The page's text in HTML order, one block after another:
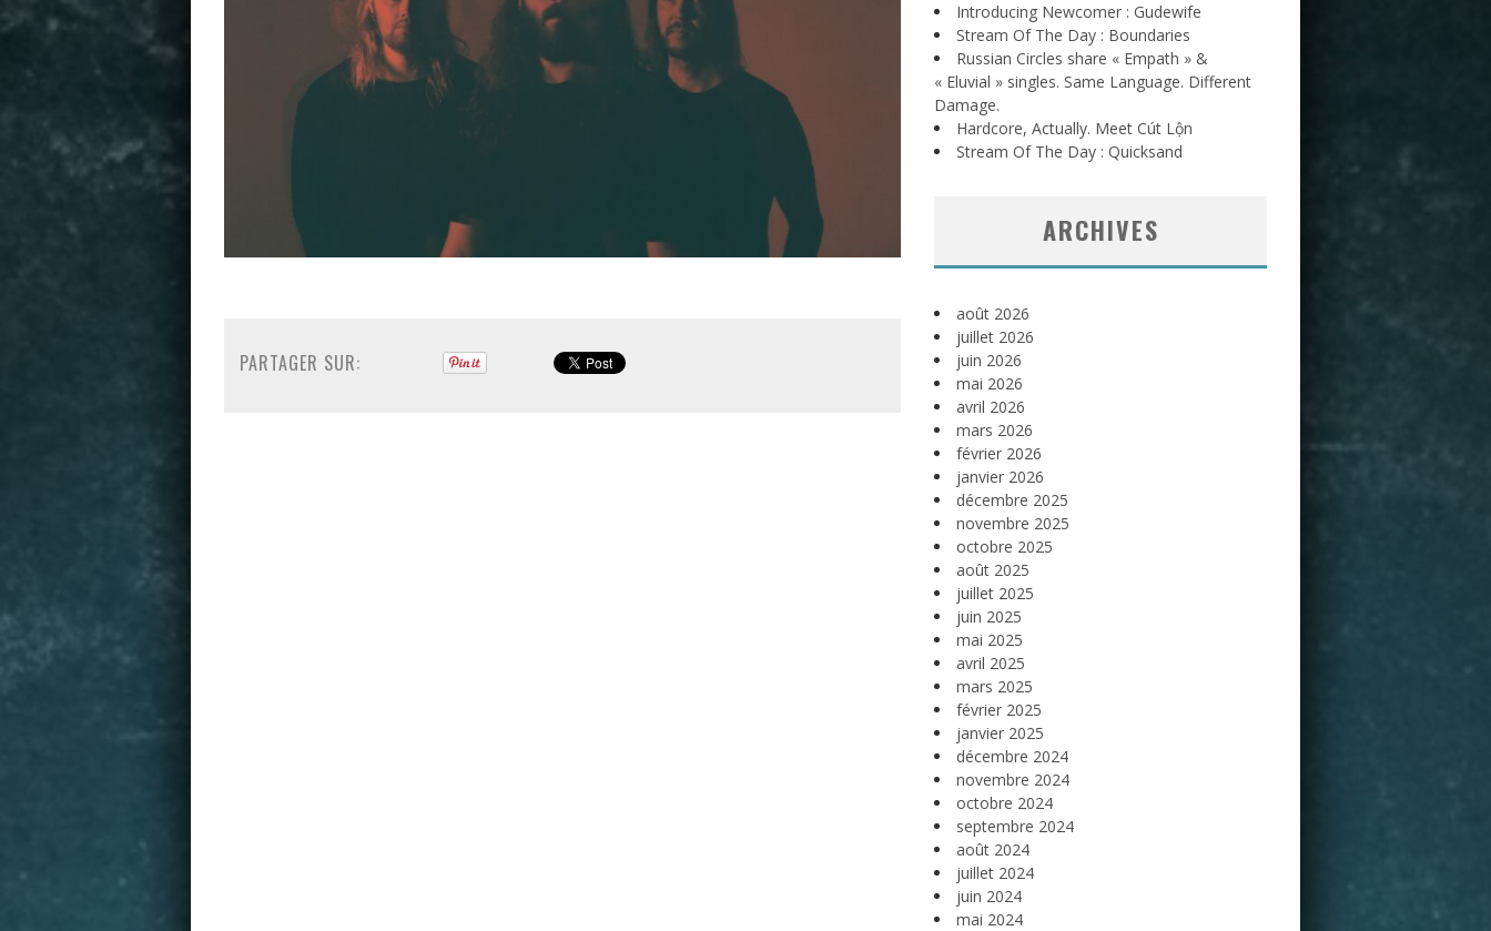
PARTAGER SUR:
Introducing Newcomer : Gudewife
Stream Of The Day : Boundaries
Russian Circles share « Empath » &
« Eluvial » singles. Same Language. Different
Damage.
Hardcore, Actually. Meet Cút Lộn
Stream Of The Day : Quicksand
ARCHIVES
août 2026
juillet 2026
juin 2026
mai 2026
avril 2026
mars 2026
février 2026
janvier 2026
décembre 2025
novembre 2025
octobre 2025
août 2025
juillet 2025
juin 2025
mai 2025
avril 2025
mars 2025
février 2025
janvier 2025
décembre 2024
novembre 2024
octobre 2024
septembre 2024
août 2024
juillet 2024
juin 2024
mai 2024